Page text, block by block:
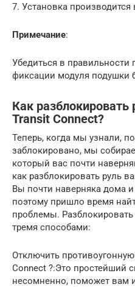
7. Установка
Примечание:
Убедиться в
фиксации модуля подушки
Как разблокировать
Transit Connect?
Теперь, когда мы узнали,
заблокировано, мы
который вас почти
как разблокировать руль
Вы почти наверняка дома и
поэтому пришло время
проблемы.
тремя способами:
Отключить
Connect ?:Это простейший
несомненно, поможет вам